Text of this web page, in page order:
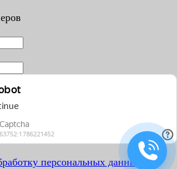
персональных данных